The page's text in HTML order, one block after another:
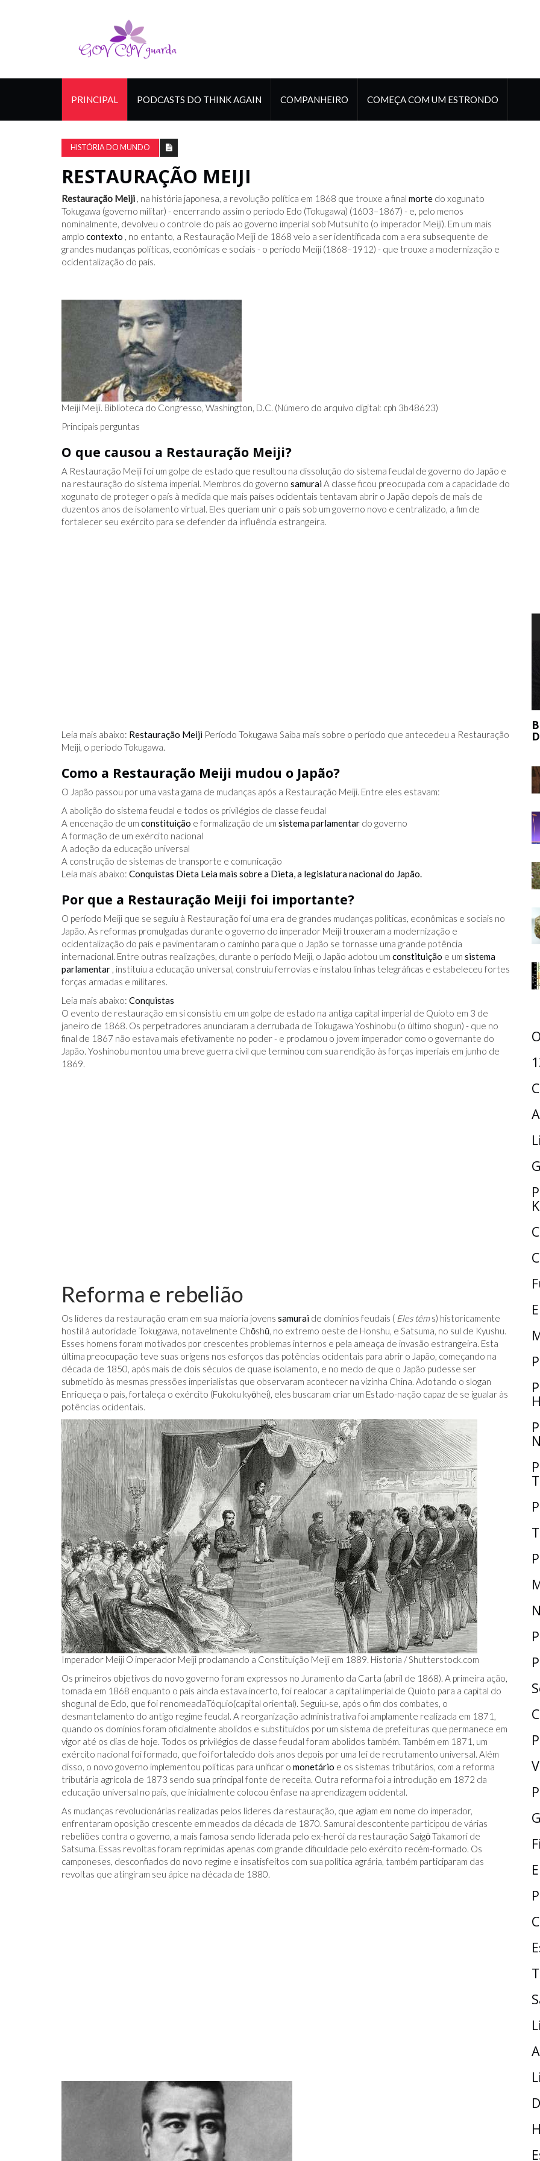
PRINCIPAL PODCASTS DO THINK AGAIN COMPANHEIRO COMEÇA COM UM ESTRONDO
HISTÓRIA DO MUNDO
RESTAURAÇÃO MEIJI
Restauração Meiji , na história japonesa, a revolução política em 1868 que trouxe a final morte do xogunato
Tokugawa (governo militar) - encerrando assim o período Edo (Tokugawa) (1603–1867) - e, pelo menos
nominalmente, devolveu o controle do país ao governo imperial sob Mutsuhito (o imperador Meiji). Em um mais
amplo contexto , no entanto, a Restauração Meiji de 1868 veio a ser identificada com a era subsequente de
grandes mudanças políticas, econômicas e sociais - o período Meiji (1868–1912) - que trouxe a modernização e
ocidentalização do país.
Meiji Meiji. Biblioteca do Congresso, Washington, D.C. (Número do arquivo digital: cph 3b48623)
Principais perguntas
O que causou a Restauração Meiji?
A Restauração Meiji foi um golpe de estado que resultou na dissolução do sistema feudal de governo do Japão e
na restauração do sistema imperial. Membros do governo samuraiA classe ficou preocupada com a capacidade do
xogunato de proteger o país à medida que mais países ocidentais tentavam abrir o Japão depois de mais de
duzentos anos de isolamento virtual. Eles queriam unir o país sob um governo novo e centralizado, a fim de
fortalecer seu exército para se defender da influência estrangeira.
Leia mais abaixo: Restauração Meiji Período Tokugawa Saiba mais sobre o período que antecedeu a Restauração
Meiji, o período Tokugawa.
Como a Restauração Meiji mudou o Japão?
O Japão passou por uma vasta gama de mudanças após a Restauração Meiji. Entre eles estavam:
A abolição do sistema feudal e todos os privilégios de classe feudal
A encenação de um constituição e formalização de um sistema parlamentar do governo
A formação de um exército nacional
A adoção da educação universal
A construção de sistemas de transporte e comunicação
Leia mais abaixo: Conquistas Dieta Leia mais sobre a Dieta, a legislatura nacional do Japão.
Por que a Restauração Meiji foi importante?
O período Meiji que se seguiu à Restauração foi uma era de grandes mudanças políticas, econômicas e sociais no
Japão. As reformas promulgadas durante o governo do imperador Meiji trouxeram a modernização e
ocidentalização do país e pavimentaram o caminho para que o Japão se tornasse uma grande potência
internacional. Entre outras realizações, durante o período Meiji, o Japão adotou um constituição e um sistema
parlamentar , instituiu a educação universal, construiu ferrovias e instalou linhas telegráficas e estabeleceu fortes
forças armadas e militares.
Leia mais abaixo: Conquistas
O evento de restauração em si consistiu em um golpe de estado na antiga capital imperial de Quioto em 3 de
janeiro de 1868. Os perpetradores anunciaram a derrubada de Tokugawa Yoshinobu (o último shogun) - que no
final de 1867 não estava mais efetivamente no poder - e proclamou o jovem imperador como o governante do
Japão. Yoshinobu montou uma breve guerra civil que terminou com sua rendição às forças imperiais em junho de
1869.
Reforma e rebelião
Os líderes da restauração eram em sua maioria jovens samurai de domínios feudais ( Eles têms) historicamente
hostil à autoridade Tokugawa, notavelmente Chōshū, no extremo oeste de Honshu, e Satsuma, no sul de Kyushu.
Esses homens foram motivados por crescentes problemas internos e pela ameaça de invasão estrangeira. Esta
última preocupação teve suas origens nos esforços das potências ocidentais para abrir o Japão, começando na
década de 1850, após mais de dois séculos de quase isolamento, e no medo de que o Japão pudesse ser
submetido às mesmas pressões imperialistas que observaram acontecer na vizinha China. Adotando o slogan
Enriqueça o país, fortaleça o exército (Fukoku kyōhei), eles buscaram criar um Estado-nação capaz de se igualar às
potências ocidentais.
Imperador Meiji O imperador Meiji proclamando a Constituição Meiji em 1889. Historia /Shutterstock.com
Os primeiros objetivos do novo governo foram expressos no Juramento da Carta (abril de 1868). A primeira ação,
tomada em 1868 enquanto o país ainda estava incerto, foi realocar a capital imperial de Quioto para a capital do
shogunal de Edo, que foi renomeadaTóquio(capital oriental). Seguiu-se, após o fim dos combates, o
desmantelamento do antigo regime feudal. A reorganização administrativa foi amplamente realizada em 1871,
quando os domínios foram oficialmente abolidos e substituídos por um sistema de prefeituras que permanece em
vigor até os dias de hoje. Todos os privilégios de classe feudal foram abolidos também. Também em 1871, um
exército nacional foi formado, que foi fortalecido dois anos depois por uma lei de recrutamento universal. Além
disso, o novo governo implementou políticas para unificar o monetário e os sistemas tributários, com a reforma
tributária agrícola de 1873 sendo sua principal fonte de receita. Outra reforma foi a introdução em 1872 da
educação universal no país, que inicialmente colocou ênfase na aprendizagem ocidental.
As mudanças revolucionárias realizadas pelos líderes da restauração, que agiam em nome do imperador,
enfrentaram oposição crescente em meados da década de 1870. Samurai descontente participou de várias
rebeliões contra o governo, a mais famosa sendo liderada pelo ex-herói da restauração Saigō Takamori de
Satsuma. Essas revoltas foram reprimidas apenas com grande dificuldade pelo exército recém-formado. Os
camponeses, desconfiados do novo regime e insatisfeitos com sua política agrária, também participaram das
revoltas que atingiram seu ápice na década de 1880.
DE ARTE?